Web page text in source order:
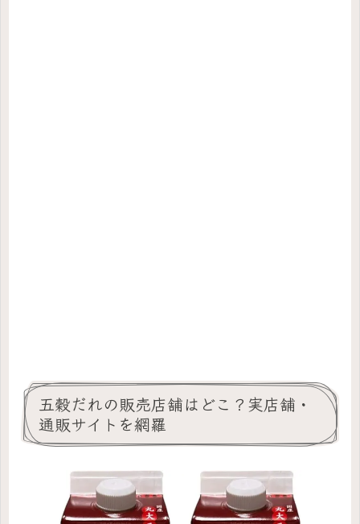
五穀だれの販売店舗はどこ？実店舗・
通販サイトを網羅